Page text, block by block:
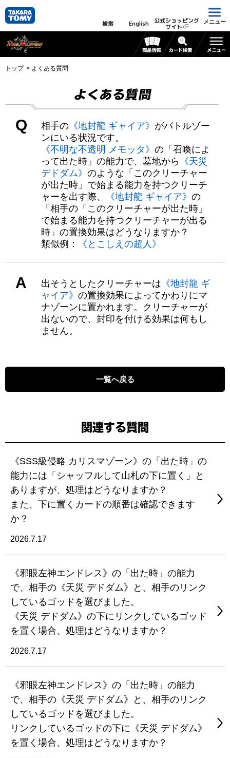
検索 English 公式ショッピング
サイト
メニュー
トップ よくある質問
よくある質問
Q 相手の 《地封龍 ギャイア》 がバトルゾー
ンにいる状況です。
《不明な不透明 メモッタ》 の「召喚によ
って出た時」の能力で、墓地から 《天災
デドダム》 のような「このクリーチャー
が出た時」で始まる能力を持つクリーチ
ャーを出す際、
《地封龍 ギャイア》 の
「相手の「このクリーチャーが出た時」
で始まる能力を持つクリーチャーが出る
時」の置換効果はどうなりますか？
類似例：
《とこしえの超人》
A 出そうとしたクリーチャーは 《地封龍 ギ
ャイア》 の置換効果によってかわりにマ
ナゾーンに置かれます。クリーチャーが
出ないので、封印を付ける効果は何もし
ません。
一覧へ戻る
関連する質問
《SSS級侵略 カリスマゾーン》の「出た時」の
能力には「シャッフルして山札の下に置く」と
ありますが、処理はどうなりますか？
また、下に置くカードの順番は確認できます
か？
2026.7.17
《邪眼左神エンドレス》の「出た時」の能力
で、相手の《天災 デドダム》と、相手のリンク
しているゴッドを選びました。
《天災 デドダム》の下にリンクしているゴッド
を置く場合、処理はどうなりますか？
2026.7.17
《邪眼左神エンドレス》の「出た時」の能力
で、相手の《天災 デドダム》と、相手のリンク
しているゴッドを選びました。
リンクしているゴッドの下に《天災 デドダム》
を置く場合、処理はどうなりますか？